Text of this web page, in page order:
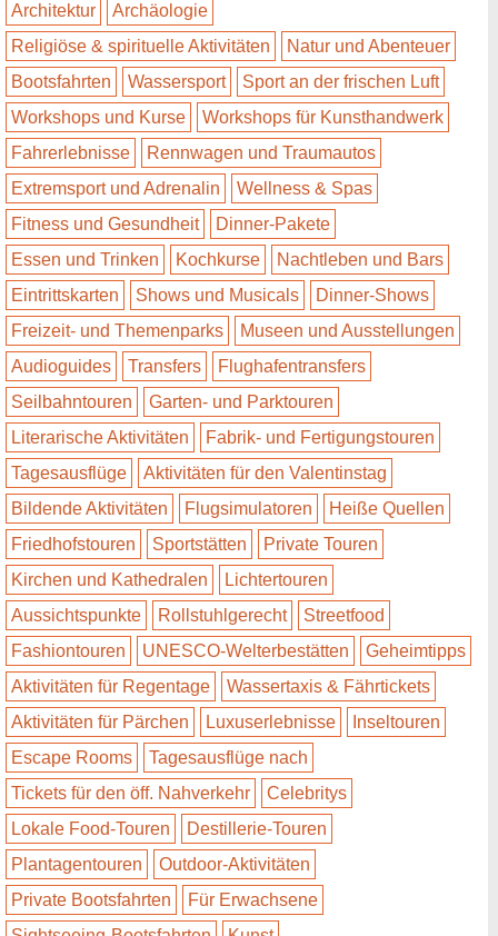
Architektur
Archäologie
Religiöse & spirituelle Aktivitäten
Natur und Abenteuer
Bootsfahrten
Wassersport
Sport an der frischen Luft
Workshops und Kurse
Workshops für Kunsthandwerk
Fahrerlebnisse
Rennwagen und Traumautos
Extremsport und Adrenalin
Wellness & Spas
Fitness und Gesundheit
Dinner-Pakete
Essen und Trinken
Kochkurse
Nachtleben und Bars
Eintrittskarten
Shows und Musicals
Dinner-Shows
Freizeit- und Themenparks
Museen und Ausstellungen
Audioguides
Transfers
Flughafentransfers
Seilbahntouren
Garten- und Parktouren
Literarische Aktivitäten
Fabrik- und Fertigungstouren
Tagesausflüge
Aktivitäten für den Valentinstag
Bildende Aktivitäten
Flugsimulatoren
Heiße Quellen
Friedhofstouren
Sportstätten
Private Touren
Kirchen und Kathedralen
Lichtertouren
Aussichtspunkte
Rollstuhlgerecht
Streetfood
Fashiontouren
UNESCO-Welterbestätten
Geheimtipps
Aktivitäten für Regentage
Wassertaxis & Fährtickets
Aktivitäten für Pärchen
Luxuserlebnisse
Inseltouren
Escape Rooms
Tagesausflüge nach
Tickets für den öff. Nahverkehr
Celebritys
Lokale Food-Touren
Destillerie-Touren
Plantagentouren
Outdoor-Aktivitäten
Private Bootsfahrten
Für Erwachsene